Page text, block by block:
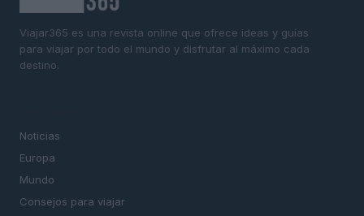
Viajar365 es una revista online que ofrece ideas y guías
para viajar por todo el mundo y disfrutar al máximo cada
destino.
Noticias
Europa
Mundo
Consejos para viajar